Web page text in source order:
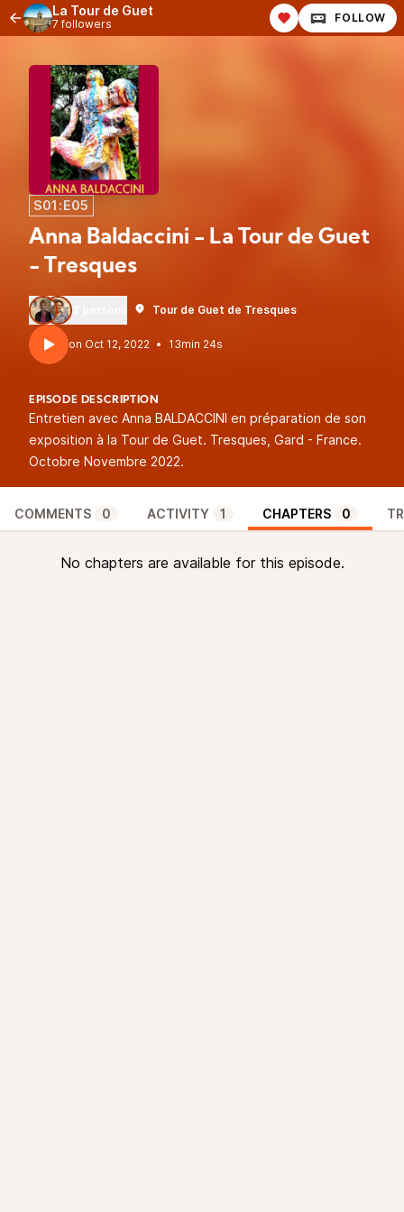
La Tour de Guet
7 followers FOLLOW
S01:E05
Anna Baldaccini - La Tour de Guet
- Tresques
Tour de Guet de Tresques
• 13min 24s
EPISODE DESCRIPTION
Entretien avec Anna BALDACCINI en préparation de son
exposition à la Tour de Guet. Tresques, Gard - France.
Octobre Novembre 2022.
COMMENTS 0 ACTIVITY 1 CHAPTERS 0
No chapters are available for this episode.